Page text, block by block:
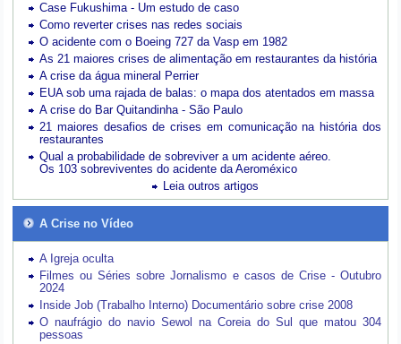
Case Fukushima - Um estudo de caso
Como reverter crises nas redes sociais
O acidente com o Boeing 727 da Vasp em 1982
As 21 maiores crises de alimentação em restaurantes da história
A crise da água mineral Perrier
EUA sob uma rajada de balas: o mapa dos atentados em massa
A crise do Bar Quitandinha - São Paulo
21 maiores desafios de crises em comunicação na história dos
restaurantes
Qual a probabilidade de sobreviver a um acidente aéreo.
Os 103 sobreviventes do acidente da Aeroméxico
Leia outros artigos
A Crise no Vídeo
A Igreja oculta
Filmes ou Séries sobre Jornalismo e casos de Crise - Outubro
2024
Inside Job (Trabalho Interno) Documentário sobre crise 2008
O naufrágio do navio Sewol na Coreia do Sul que matou 304
pessoas